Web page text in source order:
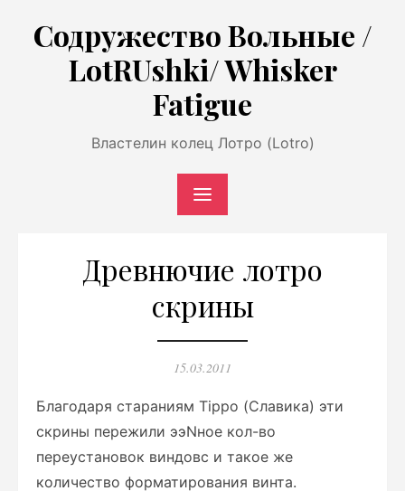
содержимому
Содружество Вольные /
LotRUshki/ Whisker
Fatigue
Властелин колец Лотро (Lotro)
Древнючие лотро
скрины
Опубликовано
15.03.2011
Благодаря стараниям Tippo (Славика) эти
скрины пережили ээNное кол-во
переустановок виндовс и такое же
количество форматирования винта.